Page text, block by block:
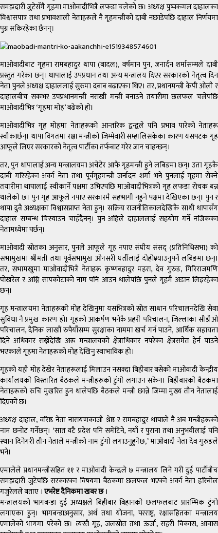
समझदारी जुटेसँगै गृहमा माओवादीभित्रै लफडा चलेको छ। अध्यक्ष पुष्पकमल दाहालका
विश्वासपात्र तथा प्रभावशाली नेताहरूले नै गृहमन्त्रीको दाबी नछाडेपछि दाहाल निर्णयमा
पुग्न सकिरहेका छैनन्।
माओवादीबाट गृहमा रामबहादुर थापा (बादल), वर्षमान पुन, जनार्दन शर्मासम्मले दाबी
प्रस्तुत गरेका छन्। थापालाई उपप्रधान तथा अन्य मन्त्रालय दिएर सरकारको नेतृत्व दिन
नेता पुनले अध्यक्ष दाहाललाई सुरुमा दबाब बढाएका थिए। तर, प्रधानमन्त्री केपी ओली र
दाहालबीच सकभर उपप्रधानमन्त्री नराखी मन्त्री बनाउने तयारीमा छलफल चलेपछि
माओवादीभित्र ‘गृहमा मोह’ बढेको हो।
माओवादीभित्र गृह मोहमा नेताहरूको आन्तरिक द्वन्द्वले पनि प्रभाव पारेको नेताहरू
स्वीकार्छन्। थापा विगतमा रक्षा मन्त्रीको जिम्मेवारी सम्हालिसकेका कारण यसपटक गृह
आफूले लिएर सरकारको नेतृत्व पार्टीका तर्फबाट गरेर जान चाहन्छन्।
तर, पुन थापालाई अन्य मन्त्रालयमा अचेटेर आफैं गृहमन्त्री हुने लबिङमा छन्। उता गृहकै
दाबी गरिरहेका अर्का नेता तथा पूर्वगृहमन्त्री जर्नादन शर्मा भने पुनलाई गृहमा रोक्ने
तयारीमा थापालाई स्वीकार्ने पक्षमा उभिएपछि माओवादीभित्रको गृह लफडा रोचक बन्न
थालेको छ। पुन गृह आफूले नपाए सरकारमै सहभागी नहुने पक्षमा देखिएका छन्। पुन र
थापा दुवै अध्यक्षका विश्वासप्राप्त नेता हुन्। सक्रिय राजनीतिकालदेखिकै साथी थापासँग
दाहाल सम्बन्ध चिस्याउन चाहँदैनन्। पुन अहिले दाहाललाई सहयोग गर्ने नजिकका
नेतामध्येमा पर्छन्।
माओवादी स्रोतका अनुसार, पुनले आफूले गृह नपाए संघीय संसद् (प्रतिनिधिसभा) को
सभामुखमा श्रीमती तथा पूर्वसभामुख ओनसरी घर्तीलाई दोहो¥याउनुपर्ने लबिङमा छन्।
तर, सभामखुमा माओवादीभित्रै नेताहरू कृष्णबहादुर महरा, देव गुरुङ, गिरिराजमणि
पोखरेल र अग्नि सापकोटाको नाम पनि आउन थालेपछि पुनले गृहमै अडान लिइरहेका
छन्।
गृह मन्त्रालयमा नेताहरूको मोह देखिनुमा यसभित्रको स्रोत साधान परिचालनदेखि सेवा
सुविधा नै प्रमुख कारण हो। गृहको आकर्षण भनेकै प्रहरी परिचालन, जिल्लाका सीडीओ
परिचालन, दैनिक लाखौं रुपैयाँसम्म सुरक्षाका नाममा खर्च गर्न पाउने, आर्थिक सहायता
दिने अधिकार राख्नेदेखि अरू मन्त्रालयको क्षेत्राधिकार नपरेका क्षेत्रसमेत हेर्न पाउने
भएकाले गृहमा नेताहरूको मोह देखिनु स्वाभाविक हो।
गृहको यही मोह देखेर नेताहरूलाई मिलाउन नसक्दा बिहीबार बसेको माओवादी केन्द्रीय
कार्यालयको विस्तारित बैठकले मन्त्रीहरूको टुंगो लगाउन सकेन। बिहीबारको बैठकमा
नेताहरूको रुचि मुखरित हुन थालेपछि बैठकले मन्त्री छान्ने जिम्मा मुख्य तीन नेतालाई
दिएको छ।
अध्यक्ष दाहाल, वरिष्ठ नेता नारायणकाजी श्रेष्ठ र रामबहादुर थापाले नै अब मन्त्रीहरूको
नाम छनोट गर्नेछन्। ‘सात वटै प्रदेश पनि समेटिने, नयाँ र पुराना तथा अनुभवीलाई पनि
स्थान दिनेगरी तीन नेताले मन्त्रीको नाम टुंगो लगाउनुहुनेछ,’ माओवादी नेता देव गुरुङले
भने।
एमालेले प्रधानमन्त्रीसहित ११ र माओवादी केन्द्रले ७ मन्त्रालय लिने गरी दुई पार्टीबीच
समझदारी जुटेपछि सरकारका विषयमा बैठकमा छलफल भएको अर्का नेता हरिबोल
गजुरेलले बताए । एभरेष्ट दैनिकमा खबर छ।
मन्त्रालयको भागबन्डा दुई अध्यक्षले बिहीबार बिहानको छलफलबाट प्रारम्भिक टुंगो
लगाएका हुन्। भागबन्डाअनुसार, अर्थ तथा योजना, परराष्ट्र, रक्षासहितका मन्त्रालय
एमालेको भागमा परेको छ। त्यस्तै गृह, जलस्रोत तथा ऊर्जा, सहरी विकास, आवास